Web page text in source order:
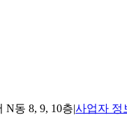
N동 8, 9, 10층|사업자 정